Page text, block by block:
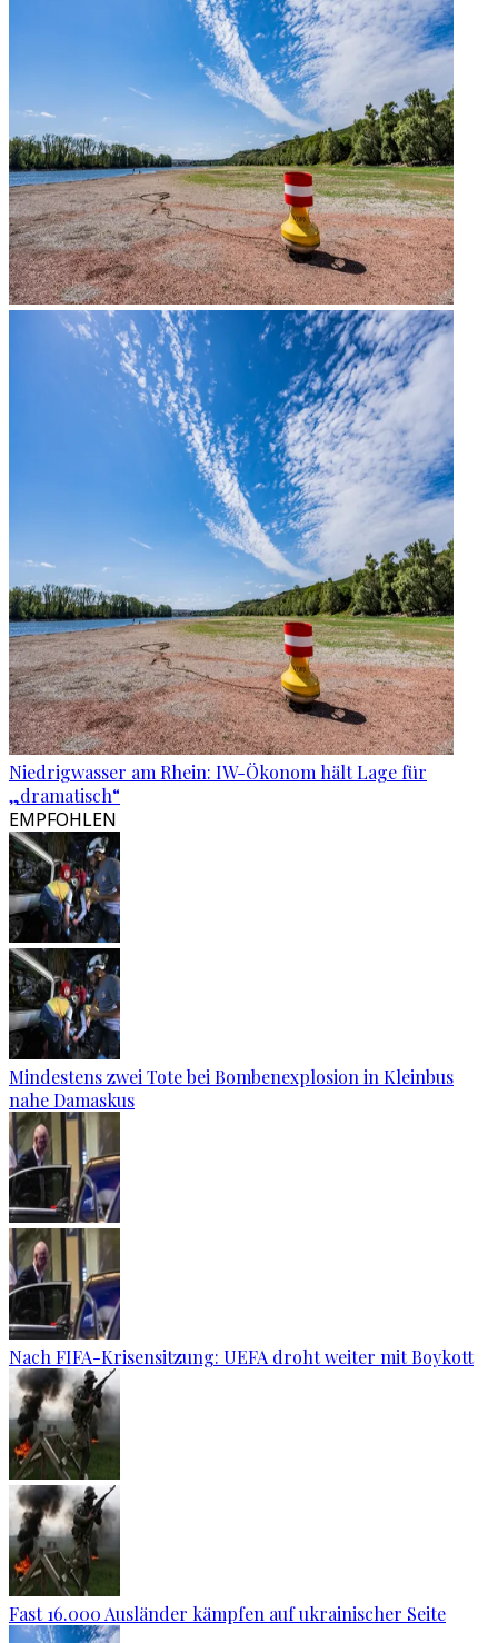
Niedrigwasser am Rhein: IW-Ökonom hält Lage für
„dramatisch“
EMPFOHLEN
Mindestens zwei Tote bei Bombenexplosion in Kleinbus
nahe Damaskus
Nach FIFA-Krisensitzung: UEFA droht weiter mit Boykott
Fast 16.000 Ausländer kämpfen auf ukrainischer Seite